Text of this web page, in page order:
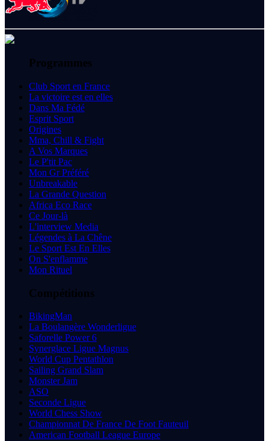
Programmes
Club Sport en France
La victoire est en elles
Dans Ma Fédé
Esprit Sport
Origines
Mma, Chill & Fight
A Vos Marques
Le P'tit Pac
Mon Gr Préféré
Unbreakable
La Grande Question
Africa Eco Race
Ce Jour-là
L'interview Media
Légendes à La Chêne
Le Sport Est En Elles
On S'enflamme
Mon Rituel
Compétitions
BikingMan
La Boulangère Wonderligue
Saforelle Power 6
Synerglace Ligue Magnus
World Cup Pentathlon
Sailing Grand Slam
Monster Jam
ASO
Seconde Ligue
World Chess Show
Championnat De France De Foot Fauteuil
American Football League Europe